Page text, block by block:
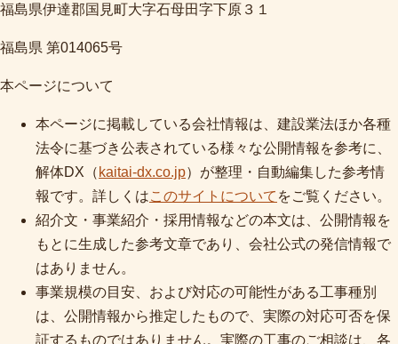
福島県伊達郡国見町大字石母田字下原３１
福島県 第014065号
本ページについて
本ページに掲載している会社情報は、建設業法ほか各種
法令に基づき公表されている様々な公開情報を参考に、
解体DX（ kaitai-dx.co.jp）が整理・自動編集した参考情
報です。詳しくはこのサイトについて をご覧ください。
紹介文・事業紹介・採用情報などの本文は、公開情報を
もとに生成した参考文章であり、会社公式の発信情報で
はありません。
事業規模の目安、および対応の可能性がある工事種別
は、公開情報から推定したもので、実際の対応可否を保
証するものではありません。実際の工事のご相談は、各